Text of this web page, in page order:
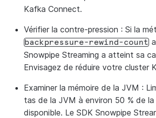
Kafka Connect.
Vérifier la contre-pression : Si la
backpressure-rewind-count
Snowpipe Streaming a atteint sa
Envisagez de réduire votre cluster
Examiner la mémoire de la JVM :
tas de la JVM à environ 50 % de la
disponible. Le SDK Snowpipe